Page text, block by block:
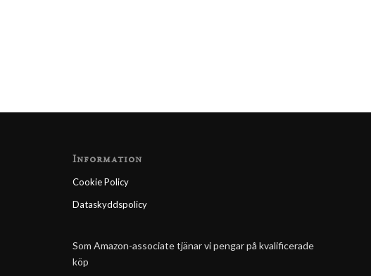
Information
Cookie Policy
Dataskyddspolicy
Som Amazon-associate tjänar vi pengar på kvalificerade
köp